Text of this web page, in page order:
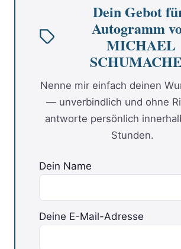
Dein Gebot
Autogramm
MICHAEL
Nenne mir einfach deinen
— unverbindlich und ohne
antworte persönlich
Stunden.
Dein Name
Deine E-Mail-Adresse